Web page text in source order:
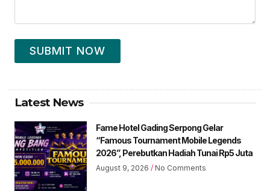
SUBMIT NOW
Latest News
Fame Hotel Gading Serpong Gelar
“Famous Tournament Mobile Legends
2026”, Perebutkan Hadiah Tunai Rp5 Juta
August 9, 2026 No Comments